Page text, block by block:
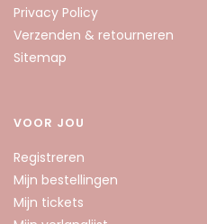
Privacy Policy
Verzenden & retourneren
Sitemap
VOOR JOU
Registreren
Mijn bestellingen
Mijn tickets